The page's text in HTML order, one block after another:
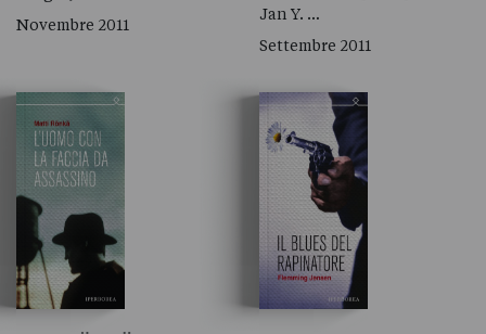
Novembre 2011
Jan Y. …
Settembre 2011